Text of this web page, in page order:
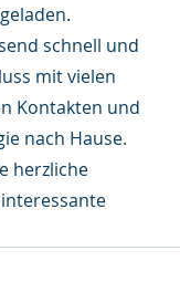
schnell und
mit vielen
Kontakten und
nach Hause.
herzliche